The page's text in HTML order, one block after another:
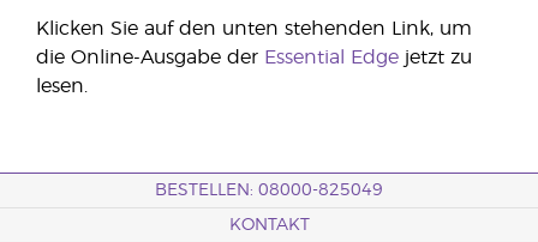
Klicken Sie auf den unten stehenden Link, um
die Online-Ausgabe der Essential Edge jetzt zu
lesen.
BESTELLEN: 08000-825049
KONTAKT